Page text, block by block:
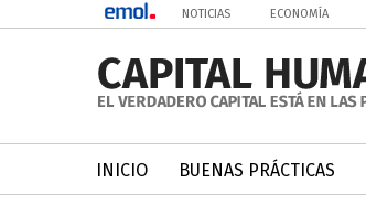
NOTICIAS ECONOMÍA
INICIO BUENAS PRÁCTICAS